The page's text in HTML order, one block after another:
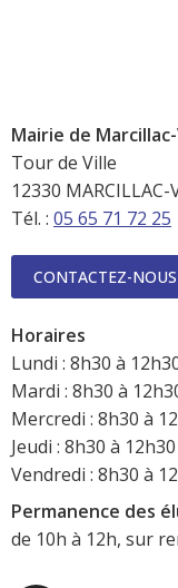
Mairie de
Tour de Ville
12330 MARCILLAC-
Tél. : 05 65 71 72 25
CONTACTEZ-NOUS
Horaires
Lundi : 8h30 à
Mardi : 8h30 à
Mercredi : 8h30 à
Jeudi : 8h30 à
Vendredi : 8h30 à
Permanence des
de 10h à 12h, sur